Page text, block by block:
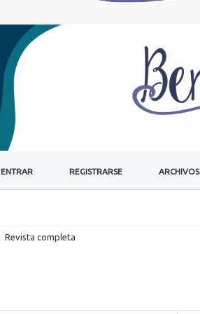
ENTRAR REGISTRARSE ARCHIVOS
Revista completa